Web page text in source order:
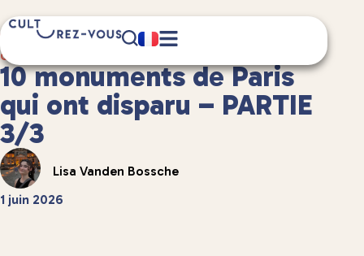
Culture
12 minute(s) de lecture
10 monuments de Paris
qui ont disparu – PARTIE
3/3
Lisa Vanden Bossche
1 juin 2026